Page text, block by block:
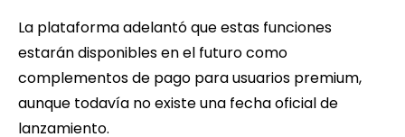
La plataforma adelantó que estas funciones
estarán disponibles en el futuro como
complementos de pago para usuarios premium,
aunque todavía no existe una fecha oficial de
lanzamiento.